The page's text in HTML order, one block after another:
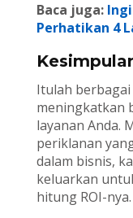
Baca juga:
Perhatikan 4
Itulah
meningkatkan
layanan Anda.
periklanan
dalam bisnis,
keluarkan
hitung ROI-nya.